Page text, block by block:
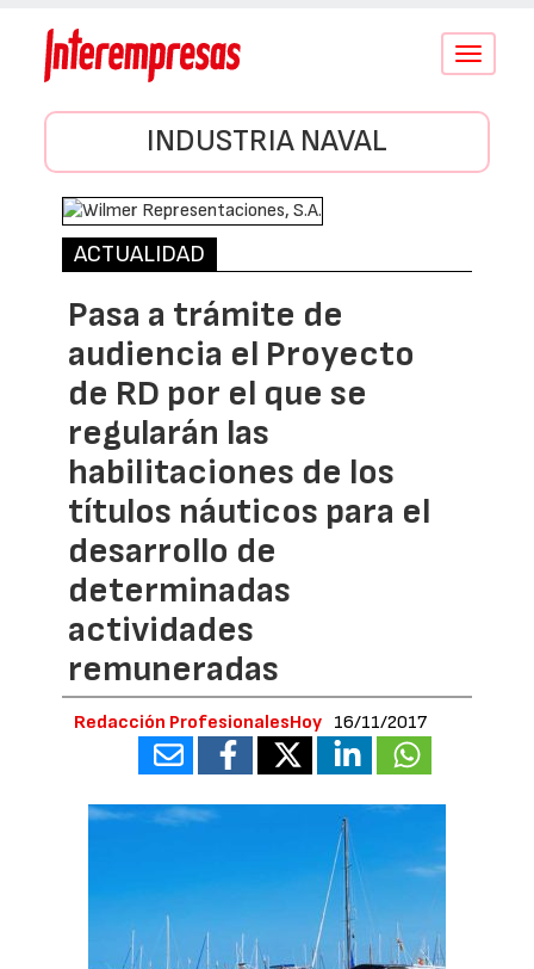
Conmutar
INDUSTRIA NAVAL
ACTUALIDAD
Pasa a trámite de
audiencia el Proyecto
de RD por el que se
regularán las
habilitaciones de los
títulos náuticos para el
desarrollo de
determinadas
actividades
remuneradas
Redacción ProfesionalesHoy 16/11/2017